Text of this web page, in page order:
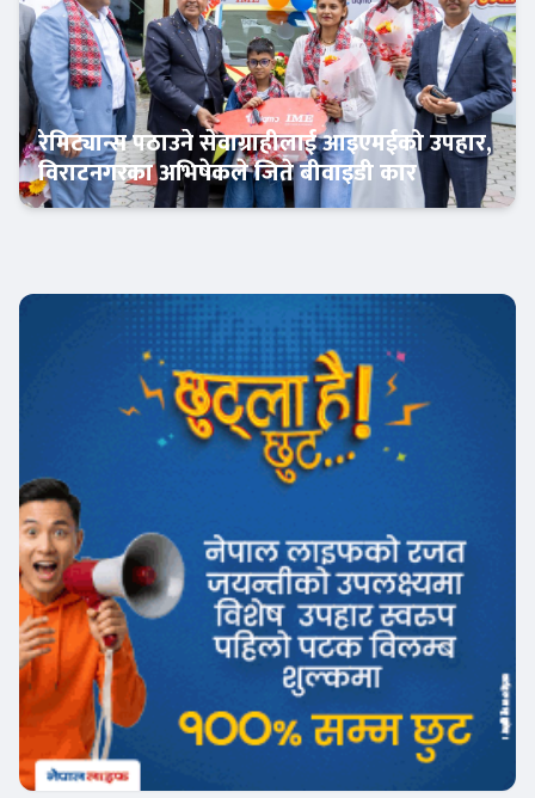
रेमिट्यान्स पठाउने सेवाग्राहीलाई आइएमईको उपहार,
विराटनगरका अभिषेकले जिते बीवाइडी कार